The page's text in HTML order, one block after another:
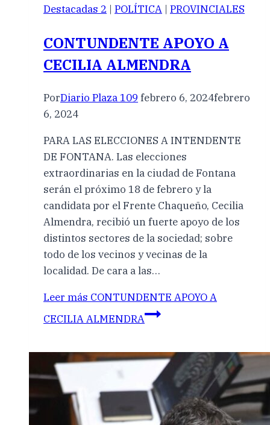
Destacadas 2 | POLÍTICA | PROVINCIALES
CONTUNDENTE APOYO A
CECILIA ALMENDRA
PorDiario Plaza 109 febrero 6, 2024febrero
6, 2024
PARA LAS ELECCIONES A INTENDENTE
DE FONTANA. Las elecciones
extraordinarias en la ciudad de Fontana
serán el próximo 18 de febrero y la
candidata por el Frente Chaqueño, Cecilia
Almendra, recibió un fuerte apoyo de los
distintos sectores de la sociedad; sobre
todo de los vecinos y vecinas de la
localidad. De cara a las…
Leer más CONTUNDENTE APOYO A
CECILIA ALMENDRA